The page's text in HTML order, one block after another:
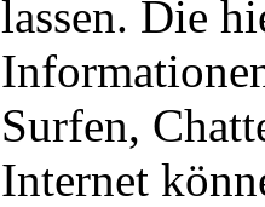
lassen. Die
Surfen,
Internet